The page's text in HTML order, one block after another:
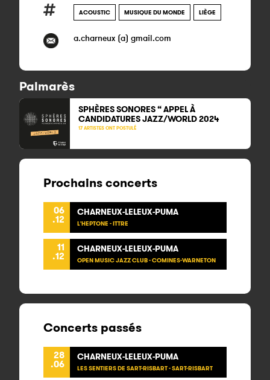
ACOUSTIC MUSIQUE DU MONDE LIÈGE
a.charneux (a) gmail.com
Palmarès
SPHÈRES SONORES “ APPEL À
CANDIDATURES JAZZ/WORLD 2024
17 ARTISTES ONT POSTULÉ
Prochains concerts
06
.12
CHARNEUX-LELEUX-PUMA
L'HEPTONE - ITTRE
11
.12
CHARNEUX-LELEUX-PUMA
OPEN MUSIC JAZZ CLUB - COMINES-WARNETON
Concerts passés
28
.06
CHARNEUX-LELEUX-PUMA
LES SENTIERS DE SART-RISBART - SART-RISBART